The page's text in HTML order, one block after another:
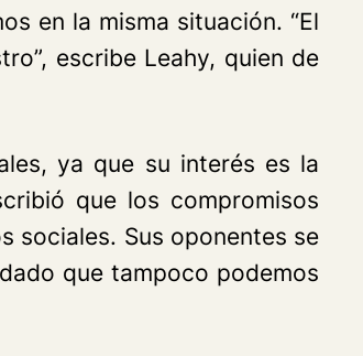
en la misma situación. “El
escribe Leahy, quien de
ya que su interés es la
que los compromisos
sociales. Sus oponentes se
que tampoco podemos